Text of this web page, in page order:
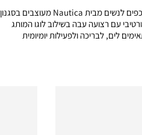
כפכפים לנשים מבית Nautica מעוצבים בסגנון
עם רצועה עבה בשילוב לוגו המותג
לים, לבריכה ולפעילות יומיומית